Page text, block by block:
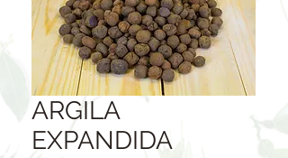
ARGILA
EXPANDIDA